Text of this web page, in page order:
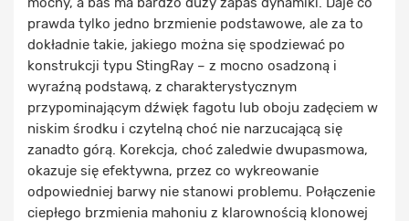
prawda tylko jedno brzmienie podstawowe, ale za to
dokładnie takie, jakiego można się spodziewać po
konstrukcji typu StingRay – z mocno osadzoną i
wyraźną podstawą, z charakterystycznym
przypominającym dźwięk fagotu lub oboju zadęciem w
niskim środku i czytelną choć nie narzucającą się
zanadto górą. Korekcja, choć zaledwie dwupasmowa,
okazuje się efektywna, przez co wykreowanie
odpowiedniej barwy nie stanowi problemu. Połączenie
ciepłego brzmienia mahoniu z klarownością klonowej